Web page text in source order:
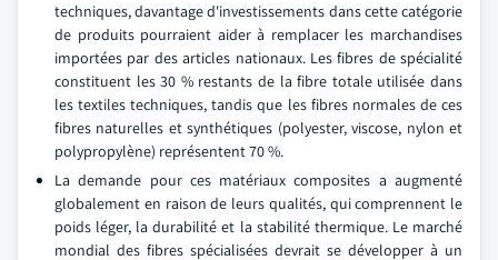
techniques, davantage d'investissements dans cette catégorie
de produits pourraient aider à remplacer les marchandises
importées par des articles nationaux. Les fibres de spécialité
constituent les 30 % restants de la fibre totale utilisée dans
les textiles techniques, tandis que les fibres normales de ces
fibres naturelles et synthétiques (polyester, viscose, nylon et
polypropylène) représentent 70 %.
La demande pour ces matériaux composites a augmenté
globalement en raison de leurs qualités, qui comprennent le
poids léger, la durabilité et la stabilité thermique. Le marché
mondial des fibres spécialisées devrait se développer à un